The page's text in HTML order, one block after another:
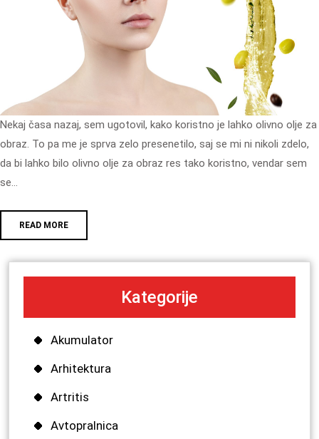
Nekaj časa nazaj, sem ugotovil, kako koristno je lahko olivno olje za
obraz. To pa me je sprva zelo presenetilo, saj se mi ni nikoli zdelo,
da bi lahko bilo olivno olje za obraz res tako koristno, vendar sem
se…
READ MORE
Kategorije
Akumulator
Arhitektura
Artritis
Avtopralnica